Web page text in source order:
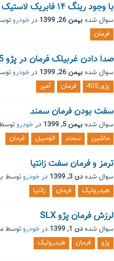
با وجود رینگ ۱۴ فابریک لاستیک وقت چرخاندن، فرمان صدا می دهد
سوال شدهبهمن 26, 1399 درخودرو
فرمان
صدا دادن غربیلک فرمان در پژو 405
سوال شدهبهمن 26, 1399 درخودرو
پژو_405
فرمان آمپر
سفت بودن فرمان سمند
سوال شدهبهمن 5, 1399 درخودروتوسط
ماشین
سمند اتومبیل فرمان
ترمز و فرمان سفت زانتیا
سوال شدهدی 3, 1399 درخودروتوسط
هیدرولیک
فرمان زانتیا
لرزش فرمان پژو SLX
سوال شدهدی 1, 1399 درخودروتوسط
پژو
فرمان هیدرولیک